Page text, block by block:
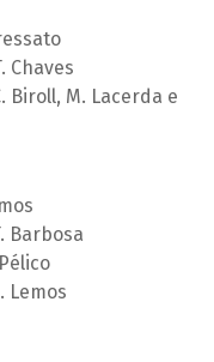
Chaves
Biroll, M. Lacerda e
Barbosa
Lemos